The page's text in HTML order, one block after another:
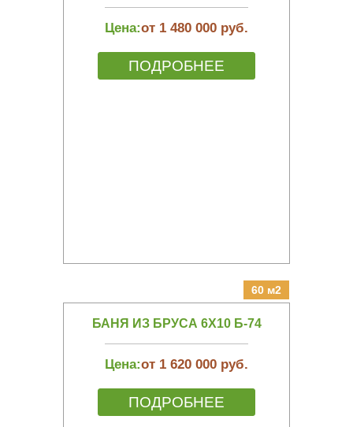
Цена:от 1 480 000 руб.
ПОДРОБНЕЕ
60 м2
БАНЯ ИЗ БРУСА 6Х10 Б-74
Цена:от 1 620 000 руб.
ПОДРОБНЕЕ